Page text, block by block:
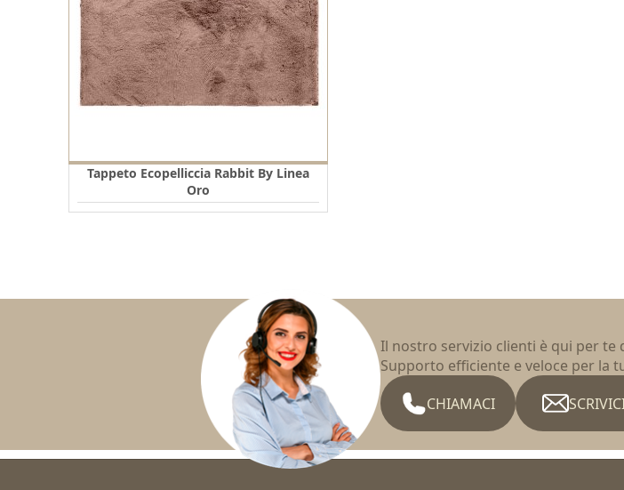
Tappeto Ecopelliccia Rabbit By Linea
Oro
Il nostro servizio clienti è qui per te
Supporto efficiente e veloce per la
CHIAMACI